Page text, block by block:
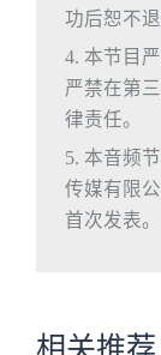
功后恕不退
4. 本节目
严禁在第
律责任。
5. 本音频
传媒有限
首次发表。
相关推荐